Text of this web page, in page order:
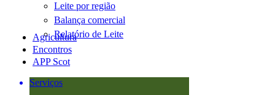
Leite por região
Balança comercial
Relatório de Leite
Agricultura
Encontros
APP Scot
Serviços